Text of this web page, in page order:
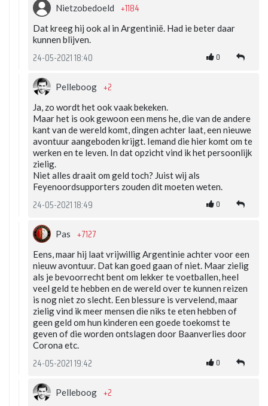
Nietzobedoeld +1184
Dat kreeg hij ook al in Argentinië. Had ie beter daar
kunnen blijven.
24-05-2021 18:40 0
Pelleboog +2
Ja, zo wordt het ook vaak bekeken.
Maar het is ook gewoon een mens he, die van de andere
kant van de wereld komt, dingen achter laat, een nieuwe
avontuur aangeboden krijgt. Iemand die hier komt om te
werken en te leven. In dat opzicht vind ik het persoonlijk
zielig.
Niet alles draait om geld toch? Juist wij als
Feyenoordsupporters zouden dit moeten weten.
24-05-2021 18:49 0
Pas +7127
Eens, maar hij laat vrijwillig Argentinie achter voor een
nieuw avontuur. Dat kan goed gaan of niet. Maar zielig
als je bevoorrecht bent om lekker te voetballen, heel
veel geld te hebben en de wereld over te kunnen reizen
is nog niet zo slecht. Een blessure is vervelend, maar
zielig vind ik meer mensen die niks te eten hebben of
geen geld om hun kinderen een goede toekomst te
geven of die worden ontslagen door Baanverlies door
Corona etc.
24-05-2021 19:42 0
Pelleboog +2